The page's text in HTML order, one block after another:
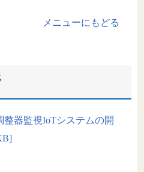
メニューにもどる
整器監視IoTシステムの開